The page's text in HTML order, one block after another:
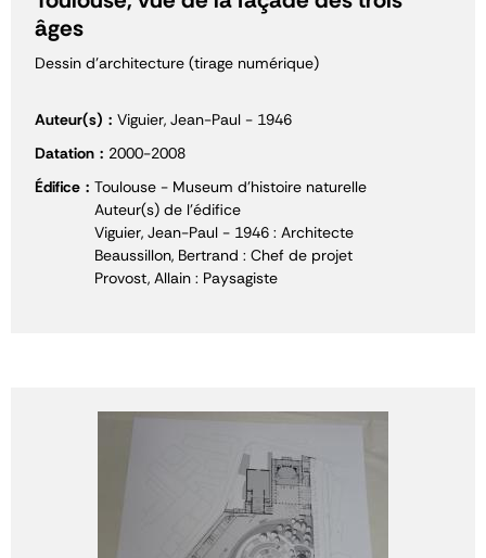
âges
Dessin d'architecture (tirage numérique)
Auteur(s)
Viguier, Jean-Paul - 1946
Datation
2000-2008
Édifice
Toulouse - Museum d'histoire naturelle
Auteur(s) de l'édifice
Viguier, Jean-Paul - 1946 : Architecte
Beaussillon, Bertrand : Chef de projet
Provost, Allain : Paysagiste